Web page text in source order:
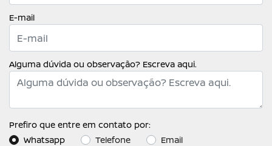
E-mail
Alguma dúvida ou observação? Escreva aqui.
Prefiro que entre em contato por:
Whatsapp
Telefone Email